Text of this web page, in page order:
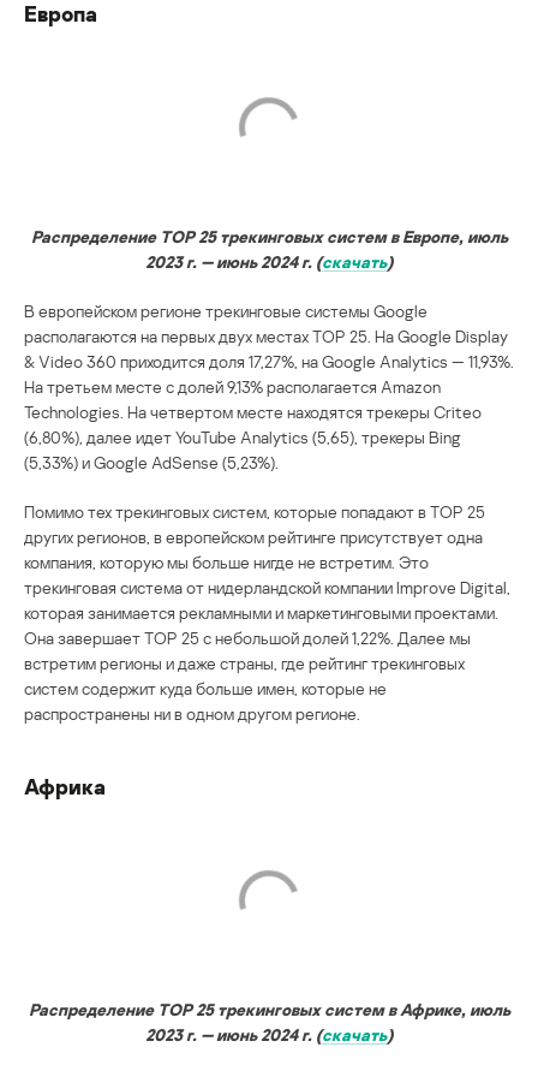
Европа
Распределение TOP 25 трекинговых систем в Европе, июль
2023 г. — июнь 2024 г. (скачать)
В европейском регионе трекинговые системы Google
располагаются на первых двух местах TOP 25. На Google Display
& Video 360 приходится доля 17,27%, на Google Analytics — 11,93%.
На третьем месте с долей 9,13% располагается Amazon
Technologies. На четвертом месте находятся трекеры Criteo
(6,80%), далее идет YouTube Analytics (5,65), трекеры Bing
(5,33%) и Google AdSense (5,23%).
Помимо тех трекинговых систем, которые попадают в TOP 25
других регионов, в европейском рейтинге присутствует одна
компания, которую мы больше нигде не встретим. Это
трекинговая система от нидерландской компании Improve Digital,
которая занимается рекламными и маркетинговыми проектами.
Она завершает TOP 25 с небольшой долей 1,22%. Далее мы
встретим регионы и даже страны, где рейтинг трекинговых
систем содержит куда больше имен, которые не
распространены ни в одном другом регионе.
Африка
Распределение TOP 25 трекинговых систем в Африке, июль
2023 г. — июнь 2024 г. (скачать)